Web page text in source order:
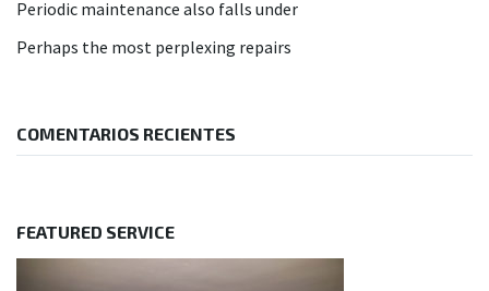
Periodic maintenance also falls under
Perhaps the most perplexing repairs
COMENTARIOS RECIENTES
FEATURED SERVICE